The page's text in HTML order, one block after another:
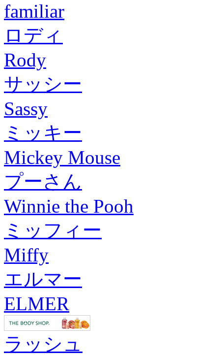
familiar
ロディ
Rody
サッシー
Sassy
ミッキー
Mickey Mouse
プーさん
Winnie the Pooh
ミッフィー
Miffy
エルマー
ELMER
ラッシュ